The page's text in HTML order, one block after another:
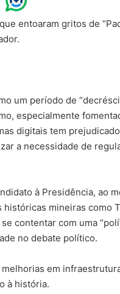
entoaram gritos de
um período de
especialmente
digitais tem
a necessidade de
à Presidência, ao
mineiras como
contentar com uma
no debate político.
em
à história.